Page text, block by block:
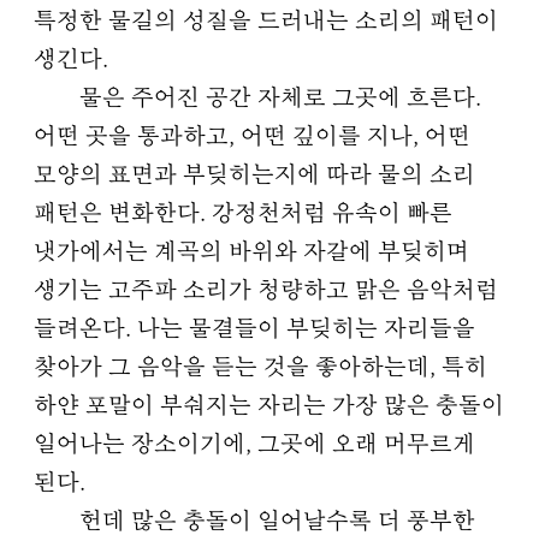
특정한 물길의 성질을 드러내는 소리의 패턴이
생긴다.
물은 주어진 공간 자체로 그곳에 흐른다.
어떤 곳을 통과하고, 어떤 깊이를 지나, 어떤
모양의 표면과 부딪히는지에 따라 물의 소리
패턴은 변화한다. 강정천처럼 유속이 빠른
냇가에서는 계곡의 바위와 자갈에 부딪히며
생기는 고주파 소리가 청량하고 맑은 음악처럼
들려온다. 나는 물결들이 부딪히는 자리들을
찾아가 그 음악을 듣는 것을 좋아하는데, 특히
하얀 포말이 부숴지는 자리는 가장 많은 충돌이
일어나는 장소이기에, 그곳에 오래 머무르게
된다.
헌데 많은 충돌이 일어날수록 더 풍부한